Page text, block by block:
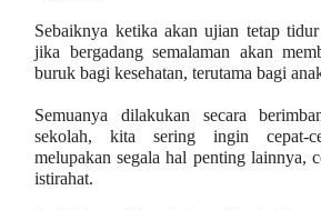
Sebaiknya ketika akan ujian tetap
jika bergadang semalaman akan
buruk bagi kesehatan, terutama bagi
Semuanya dilakukan secara
sekolah, kita sering ingin cepat-
melupakan segala hal penting lainnya,
istirahat.